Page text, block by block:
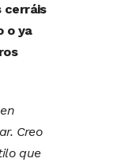
cerráis
o ya
Creo
que